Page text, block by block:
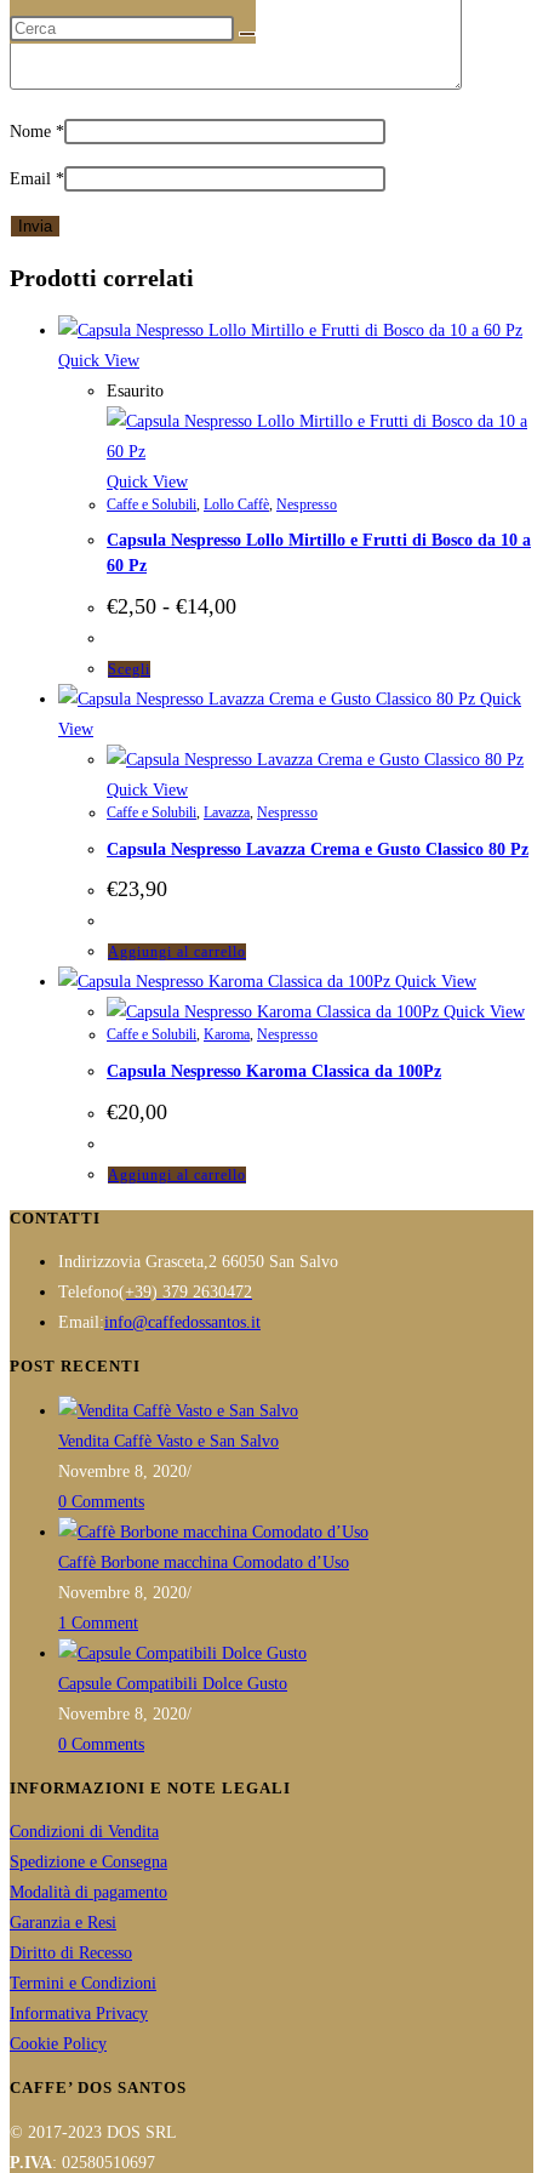
Nome *
Email *
Prodotti correlati
Quick View
Esaurito
Quick View
Caffe e Solubili, Lollo Caffè, Nespresso
Capsula Nespresso Lollo Mirtillo e Frutti di Bosco da 10 a
60 Pz
€2,50 - €14,00Fascia
€2,50
a
Scegli
prodotto
più
varianti.
Le
opzioni
possono
scelte
pagina
del
prodotto
Quick
View
Quick View
Caffe e Solubili, Lavazza, Nespresso
Capsula Nespresso Lavazza Crema e Gusto Classico 80 Pz
€23,90
Aggiungi al carrello
Quick View
Quick View
Caffe e Solubili, Karoma, Nespresso
Capsula Nespresso Karoma Classica da 100Pz
€20,00
Aggiungi al carrello
CONTATTI
Indirizzovia Grasceta,2 66050 San Salvo
Telefono(+39) 379 2630472
in
Email:info@caffedossantos.itOpens
application
POST RECENTI
Vendita Caffè Vasto e San Salvo
Novembre 8, 2020/
0 Comments
Caffè Borbone macchina Comodato d’Uso
Novembre 8, 2020/
1 Comment
Capsule Compatibili Dolce Gusto
Novembre 8, 2020/
0 Comments
INFORMAZIONI E NOTE LEGALI
Condizioni di Vendita
Spedizione e Consegna
Modalità di pagamento
Garanzia e Resi
Diritto di Recesso
Termini e Condizioni
Informativa Privacy
Cookie Policy
CAFFE’ DOS SANTOS
© 2017-2023 DOS SRL
P.IVA: 02580510697